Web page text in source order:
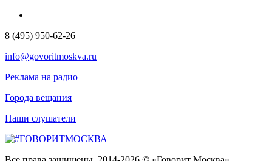
8 (495) 950-62-26
info@govoritmoskva.ru
Реклама на радио
Города вещания
Наши слушатели